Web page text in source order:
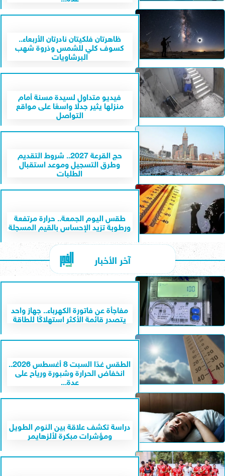
ظاهرتان فلكيتان نادرتان الأربعاء..
كسوف كلي للشمس وذروة شهب
البرشاويات
فيديو متداول لسيدة مسنة أمام
منزلها يثير جدلًا واسعًا على مواقع
التواصل
حج القرعة 2027.. شروط التقديم
وطرق التسجيل وموعد استقبال
الطلبات
طقس اليوم الجمعة.. حرارة مرتفعة
ورطوبة تزيد الإحساس بالقيم المسجلة
آخر الأخبار
مفاجأة عن فاتورة الكهرباء.. جهاز واحد
يتصدر قائمة الأكثر استهلاكًا للطاقة
الطقس غدًا السبت 8 أغسطس 2026..
انخفاض الحرارة وشبورة ورياح على
عدة...
دراسة تكشف علاقة بين النوم الطويل
ومؤشرات مبكرة لألزهايمر